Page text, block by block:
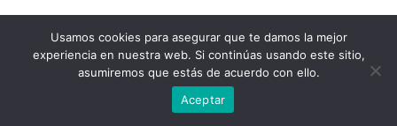
Usamos cookies para asegurar que te damos la mejor
experiencia en nuestra web. Si continúas usando este sitio,
asumiremos que estás de acuerdo con ello.
Aceptar